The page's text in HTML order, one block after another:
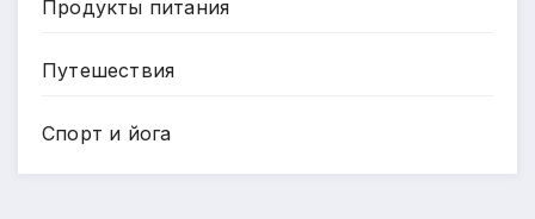
Продукты питания
Путешествия
Спорт и йога